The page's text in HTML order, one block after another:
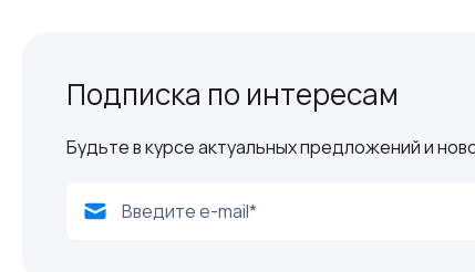
Подписка по интересам
Будьте в курсе актуальных предложений и